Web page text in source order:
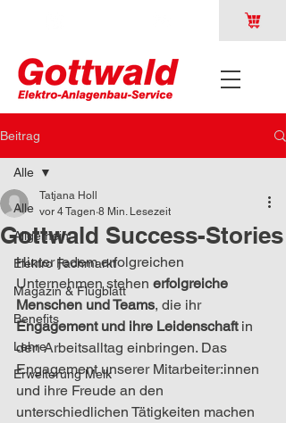
Beitrag
Alle
Allgemein
Elektro Fachmarkt
Magazin & Flugblatt
Benefits
Lehre
Erweiterung Melk
Alle
Gottwald Success-Stories
Tatjana Holl
vor 4 Tagen 8 Min. Lesezeit
Hinter jedem erfolgreichen
Unternehmen stehen erfolgreiche
Menschen und Teams, die ihr
Engagement und ihre Leidenschaft in
den Arbeitsalltag einbringen. Das
Engagement unserer Mitarbeiter:innen
und ihre Freude an den
unterschiedlichen Tätigkeiten machen